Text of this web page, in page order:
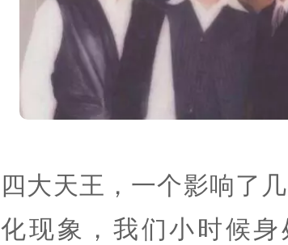
四大天王，一个影响了
化现象，我们小时候